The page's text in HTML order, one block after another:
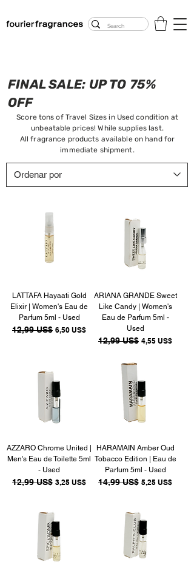
FINAL SALE: UP TO 75%
OFF
Score tons of Travel Sizes in Used condition at
unbeatable prices! While supplies last.
All fragrance products available on hand for
immediate shipment.
LATTAFA Hayaati Gold
Elixir | Women's Eau de
Parfum 5ml - Used
Precio
12,99 US$ Precio de oferta
6,50 US$
ARIANA GRANDE Sweet
Like Candy | Women's
Eau de Parfum 5ml -
Used
Precio
12,99 US$ Precio de oferta
4,55 US$
AZZARO Chrome United |
Men's Eau de Toilette 5ml
- Used
Precio
12,99 US$ Precio de oferta
3,25 US$
HARAMAIN Amber Oud
Tobacco Edition | Eau de
Parfum 5ml - Used
Precio
14,99 US$ Precio de oferta
5,25 US$